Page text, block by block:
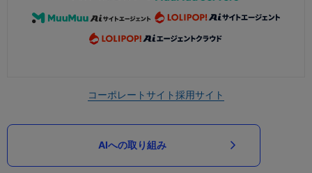
コーポレートサイト採用サイト
AIへの取り組み